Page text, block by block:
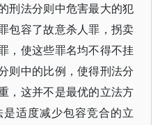
刑法分则中危害最大的犯
包容了故意杀人罪，拐卖
，使这些罪名均不得不挂
则中的比例，使得刑法分
，这并不是最优的立法方
适度减少包容竞合的立